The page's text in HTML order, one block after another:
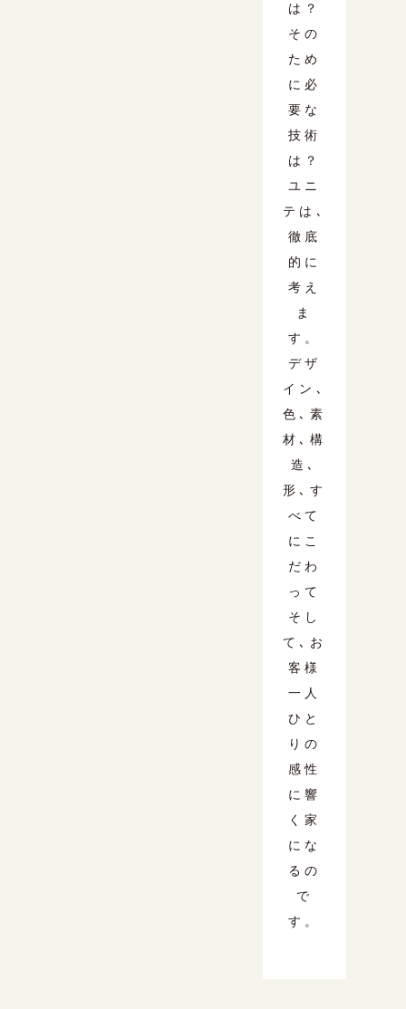
は？
その
ため
に必
要な
技術
は？
ユニ
テは､
徹底
的に
考え
ま
す。
デザ
イン､
色､素
材､構
造､
形､す
べて
にこ
だわ
って
そし
て､お
客様
一人
ひと
りの
感性
に響
く家
にな
るの
で
す。